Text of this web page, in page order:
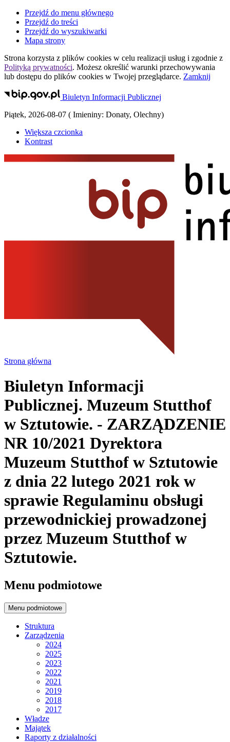
Przejdź do menu głównego
Przejdź do treści
Przejdź do wyszukiwarki
Mapa strony
Strona korzysta z plików cookies w celu realizacji usług i zgodnie z
Polityką prywatności. Możesz określić warunki przechowywania
lub dostępu do plików cookies w Twojej przeglądarce. Zamknij
Biuletyn Informacji Publicznej
Piątek, 2026-08-07 ( Imieniny: Donaty, Olechny)
Większa czcionka
Kontrast
Strona główna
Biuletyn Informacji
Publicznej. Muzeum Stutthof
w Sztutowie. - ZARZĄDZENIE
NR 10/2021 Dyrektora
Muzeum Stutthof w Sztutowie
z dnia 22 lutego 2021 rok w
sprawie Regulaminu obsługi
przewodnickiej prowadzonej
przez Muzeum Stutthof w
Sztutowie.
Menu podmiotowe
Menu podmiotowe
Struktura
Zarządzenia
2024
2025
2023
2022
2021
2019
2018
2017
Władze
Majątek
Raporty z działalności